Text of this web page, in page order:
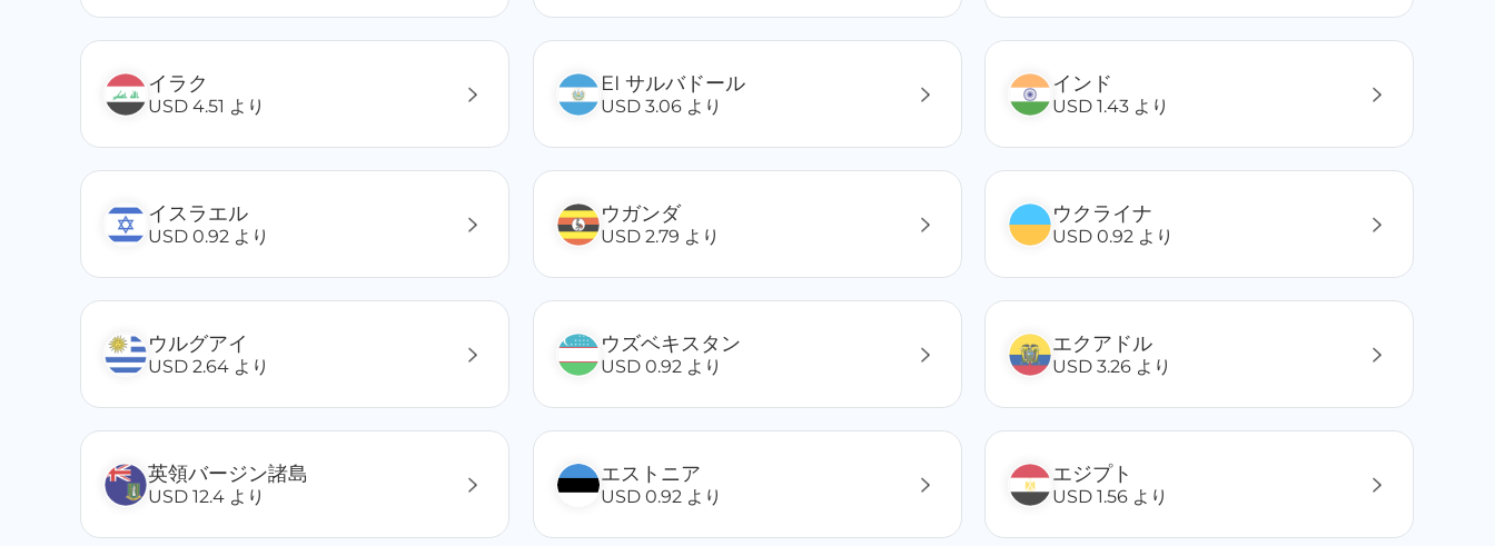
イラク
USD 4.51 より
EI サルバドール
USD 3.06 より
インド
USD 1.43 より
イスラエル
USD 0.92 より
ウガンダ
USD 2.79 より
ウクライナ
USD 0.92 より
ウルグアイ
USD 2.64 より
ウズベキスタン
USD 0.92 より
エクアドル
USD 3.26 より
英領バージン諸島
USD 12.4 より
エストニア
USD 0.92 より
エジプト
USD 1.56 より
オーランド諸島
オーストリア
カメルーン
カザフスタン
キュラソー/シントマールテン/シントウスタティウス
北マケドニア
キルギスタン
キプロス
ケイマン諸島
コンゴ民主共和国
コンゴ共和国